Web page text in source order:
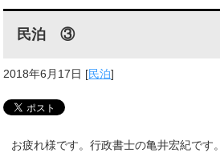
民泊 ③
2018年6月17日 [民泊]
お疲れ様です。行政書士の亀井宏紀です。